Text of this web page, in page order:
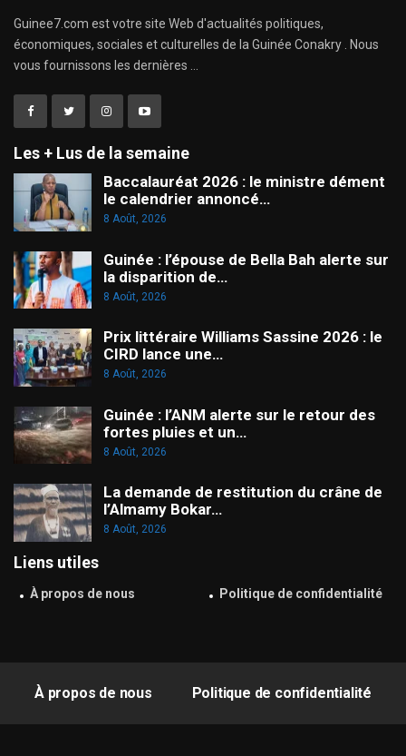
Guinee7.com est votre site Web d'actualités politiques,
économiques, sociales et culturelles de la Guinée Conakry . Nous
vous fournissons les dernières ...
Les + Lus de la semaine
Baccalauréat 2026 : le ministre dément
le calendrier annoncé…
8 Août, 2026
Guinée : l’épouse de Bella Bah alerte sur
la disparition de…
8 Août, 2026
Prix littéraire Williams Sassine 2026 : le
CIRD lance une…
8 Août, 2026
Guinée : l’ANM alerte sur le retour des
fortes pluies et un…
8 Août, 2026
La demande de restitution du crâne de
l’Almamy Bokar…
8 Août, 2026
Liens utiles
À propos de nous Politique de confidentialité
À propos de nous Politique de confidentialité